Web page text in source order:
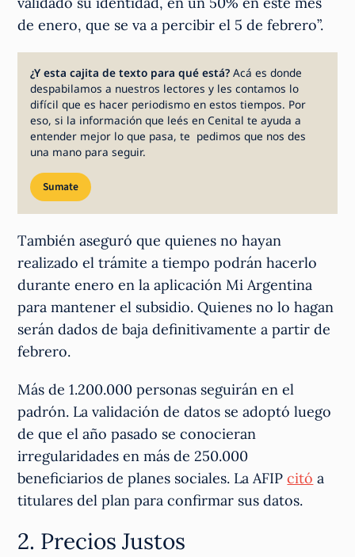
de enero, que se va a percibir el 5 de febrero”.
¿Y esta cajita de texto para qué está?Acá es donde
despabilamos a nuestros lectores y les contamos lo
difícil que es hacer periodismo en estos tiempos. Por
eso, si la información que leés en Cenital te ayuda a
entender mejor lo que pasa, te pedimos que nos des
una mano para seguir.
Sumate
También aseguró que quienes no hayan
realizado el trámite a tiempo podrán hacerlo
durante enero en la aplicación Mi Argentina
para mantener el subsidio. Quienes no lo hagan
serán dados de baja definitivamente a partir de
febrero.
Más de 1.200.000 personas seguirán en el
padrón. La validación de datos se adoptó luego
de que el año pasado se conocieran
irregularidades en más de 250.000
beneficiarios de planes sociales. La AFIPcitó a
titulares del plan para confirmar sus datos.
2. Precios Justos